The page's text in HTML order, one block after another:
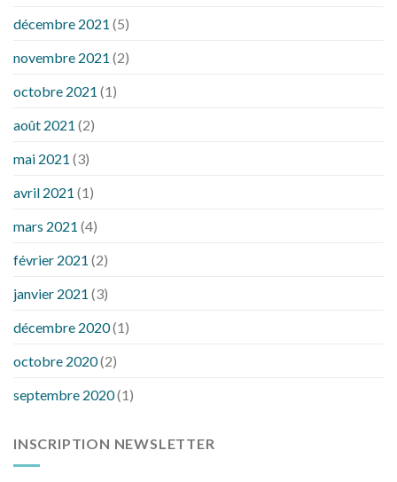
décembre 2021 (5)
novembre 2021 (2)
octobre 2021 (1)
août 2021 (2)
mai 2021 (3)
avril 2021 (1)
mars 2021 (4)
février 2021 (2)
janvier 2021 (3)
décembre 2020(1)
octobre 2020(2)
septembre 2020(1)
INSCRIPTION NEWSLETTER